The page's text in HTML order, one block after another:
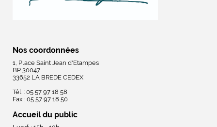
Nos coordonnées
1, Place Saint Jean d'Etampes
BP 30047
33652 LA BREDE CEDEX
Tél. : 05 57 97 18 58
Fax : 05 57 97 18 50
Accueil du public